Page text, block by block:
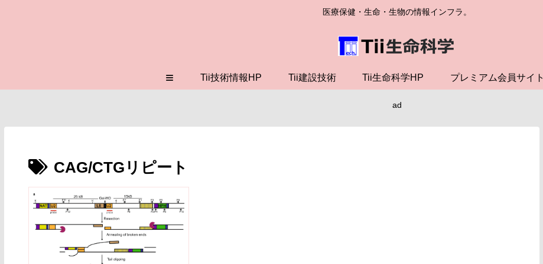
医療保健・生命・生物の情報インフラ。
≡ Tii技術情報HP Tii建設技術 Tii生命科学HP プレミアム会員サイト
ad
CAG/CTGリピート